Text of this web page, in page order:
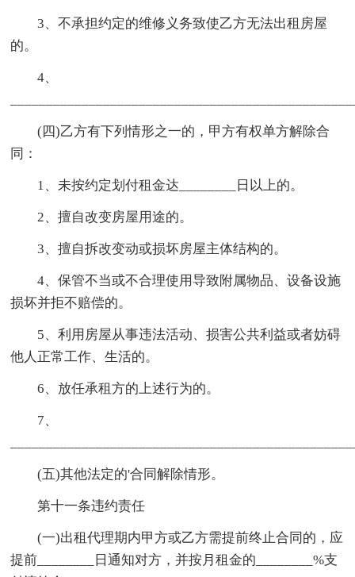
3、不承担约定的维修义务致使乙方无法出租房屋
的。
4、
(四)乙方有下列情形之一的，甲方有权单方解除合
同：
1、未按约定划付租金达________日以上的。
2、擅自改变房屋用途的。
3、擅自拆改变动或损坏房屋主体结构的。
4、保管不当或不合理使用导致附属物品、设备设施
损坏并拒不赔偿的。
5、利用房屋从事违法活动、损害公共利益或者妨碍
他人正常工作、生活的。
6、放任承租方的上述行为的。
7、
(五)其他法定的'合同解除情形。
第十一条违约责任
(一)出租代理期内甲方或乙方需提前终止合同的，应
提前________日通知对方，并按月租金的________%支